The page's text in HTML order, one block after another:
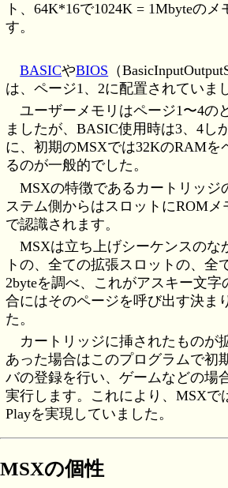
ト、64K*16で1024K = 1Mbyteのメ
す。
BASICやBIOS （
は、ページ1、2に配置されていま
ユーザーメモリはページ1〜4の
ましたが、BASIC使用時は3、4し
に、初期のMSXでは32KのRAMを
るのが一般的でした。
MSXの特徴であるカートリッジ
ステム側からはスロットにROM
で認識されます。
MSXは立ち上げシーケンスのな
トの、全ての拡張スロットの、全
2byteを調べ、これがアスキー文
合にはそのページを呼び出す決ま
た。
カートリッジに挿されたものが
あった場合はこのプログラムで初
バの登録を行い、ゲームなどの場
実行します。これにより、MSXで
Playを実現していました。
MSXの個性